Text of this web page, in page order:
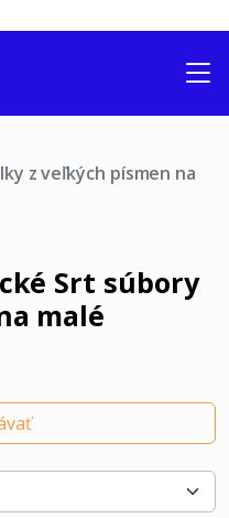
z veľkých písmen na
Srt súbory
malé